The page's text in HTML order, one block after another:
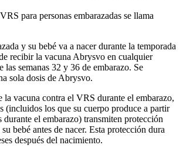
para personas embarazadas se llama
y su bebé va a nacer durante la temporada
recibir la vacuna Abrysvo en cualquier
las semanas 32 y 36 de embarazo. Se
sola dosis de Abrysvo.
la vacuna contra el VRS durante el embarazo,
(incluidos los que su cuerpo produce a partir
durante el embarazo) transmiten protección
bebé antes de nacer. Esta protección dura
después del nacimiento.